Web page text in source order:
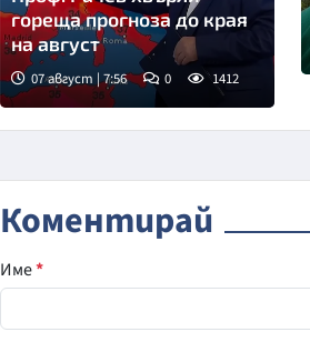
Снимка: бТВ
гореща прогноза до края
на август
07 август | 7:56 0 1412
Коментирай
Име*